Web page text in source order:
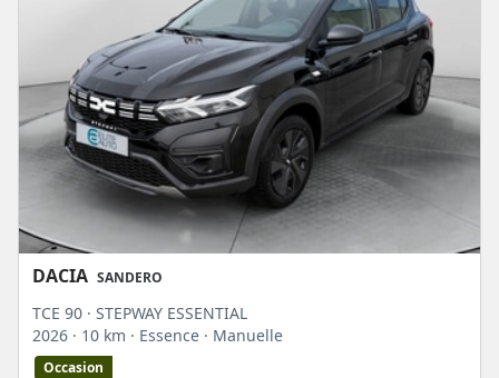
DACIA SANDERO
TCE 90 · STEPWAY ESSENTIAL
2026 · 10 km · Essence · Manuelle
Occasion